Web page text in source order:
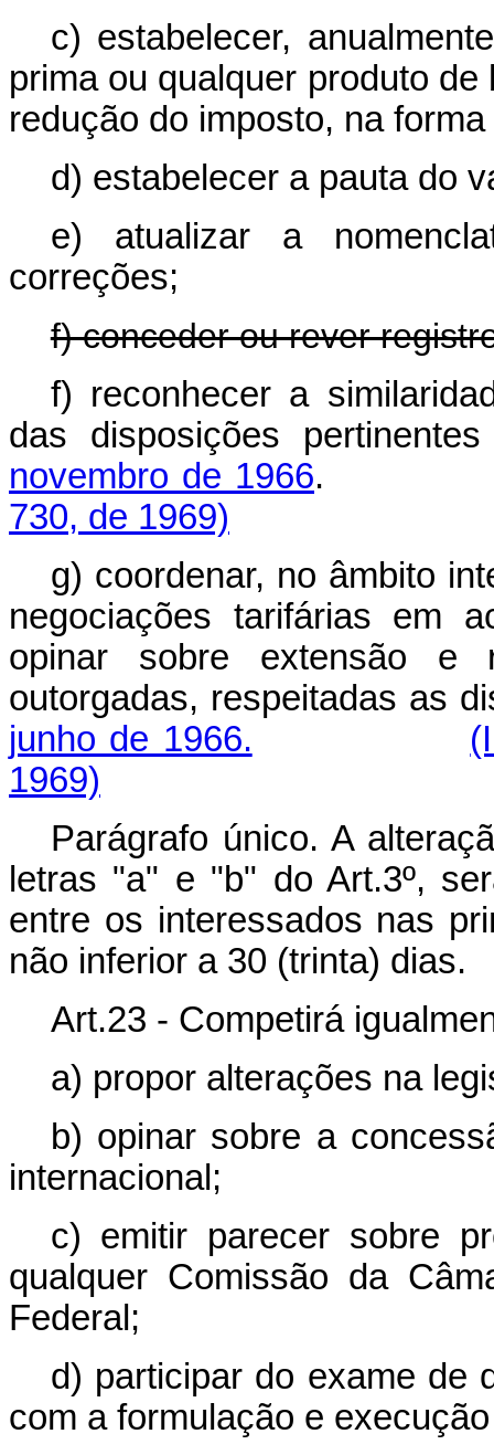
c) estabelecer,
prima ou qualquer produto
redução do imposto, na forma
d) estabelecer a pauta do
e) atualizar a
correções;
f) conceder ou rever
f) reconhecer a
das disposições
novembro de 1966
730, de 1969)
g) coordenar, no âmbito
negociações tarifárias em
opinar sobre extensão e
outorgadas, respeitadas as
junho de 1966.
1969)
Parágrafo único. A
letras "a" e "b" do Art.3º,
entre os interessados nas
não inferior a 30 (trinta) dias.
Art.23 - Competirá
a) propor alterações na
b) opinar sobre a
internacional;
c) emitir parecer sobre
qualquer Comissão da
Federal;
d) participar do exame de
com a formulação e